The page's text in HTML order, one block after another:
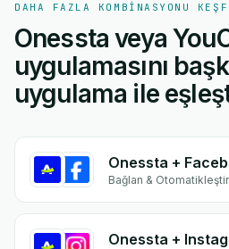
DAHA FAZLA KOMBINASYONU
Onessta veya
uygulamasını
uygulama ile
Bağlan & Otomatikleştir
Onessta +